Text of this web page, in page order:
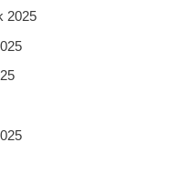
2025